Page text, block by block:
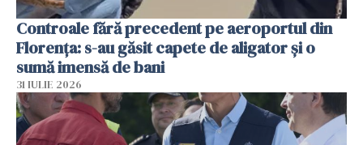
Controale fără precedent pe aeroportul din
Florența: s-au găsit capete de aligator și o
sumă imensă de bani
31 IULIE 2026